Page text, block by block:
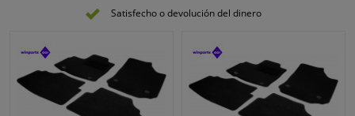
Satisfecho o devolución del dinero